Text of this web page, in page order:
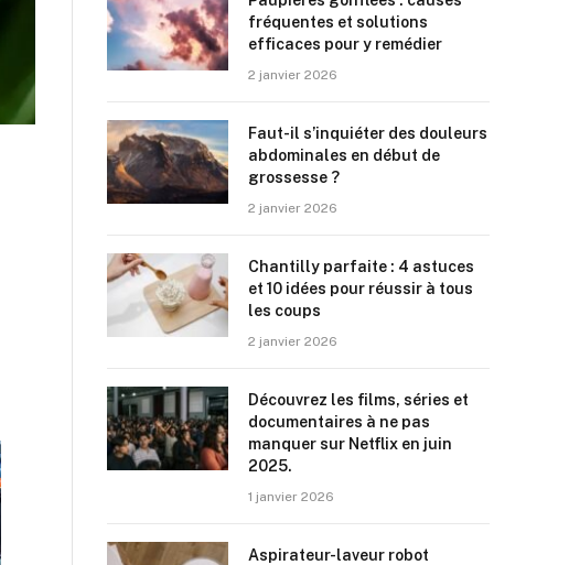
fréquentes et solutions
efficaces pour y remédier
2 janvier 2026
Faut-il s’inquiéter des douleurs
abdominales en début de
grossesse ?
2 janvier 2026
Chantilly parfaite : 4 astuces
et 10 idées pour réussir à tous
les coups
2 janvier 2026
Découvrez les films, séries et
documentaires à ne pas
manquer sur Netflix en juin
2025.
1 janvier 2026
Aspirateur-laveur robot